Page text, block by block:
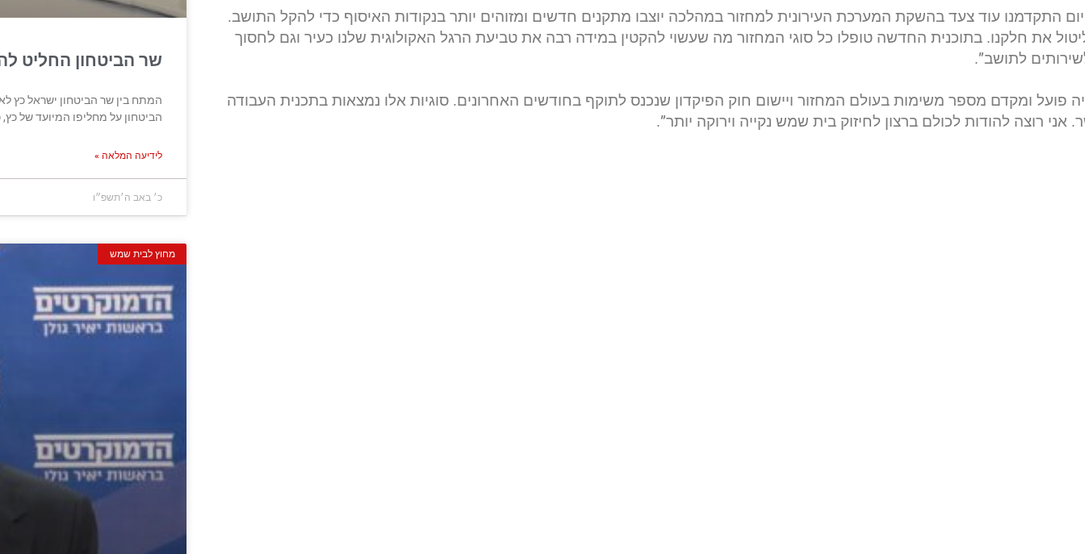
התקדמנו עוד צעד בהשקת המערכת העירונית למחזור במהלכה יוצבו מתקנים חדשים ומזוהים יותר בנקודות האיסוף כדי להקל התושב.
את חלקנו. בתוכנית החדשה טופלו כל סוגי המחזור מה שעשוי להקטין במידה רבה את טביעת הרגל האקולוגית שלנו כעיר וגם לחסוך
לתושב”.
פועל ומקדם מספר משימות בעולם המחזור ויישום חוק הפיקדון שנכנס לתוקף בחודשים האחרונים. סוגיות אלו נמצאות בתכנית העבודה
רוצה להודות לכולם ברצון לחיזוק בית שמש נקייה וירוקה יותר”.
שר הביטחון החליט
הביטחון על מחליפו המיועד של
לידיעה המלאה »
כ׳ באב ה׳תשפ״ו
מחוץ לבית שמש